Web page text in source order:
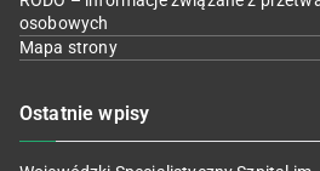
osobowych
Mapa strony
Ostatnie wpisy